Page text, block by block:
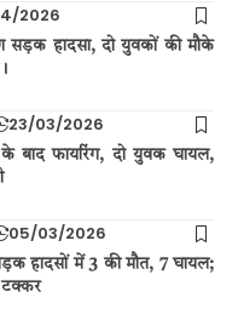
2026
सड़क हादसा, दो युवकों की मौके
23/03/2026
बाद फायरिंग, दो युवक घायल,
05/03/2026
हादसों में 3 की मौत, 7 घायल;
टक्कर